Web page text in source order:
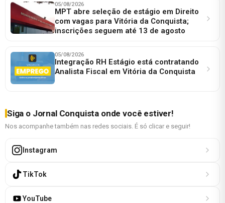
05/08/2026
MPT abre seleção de estágio em Direito
com vagas para Vitória da Conquista;
inscrições seguem até 13 de agosto
05/08/2026
Integração RH Estágio está contratando
Analista Fiscal em Vitória da Conquista
Siga o Jornal Conquista onde você estiver!
Nos acompanhe também nas redes sociais. É só clicar e seguir!
Instagram
TikTok
YouTube